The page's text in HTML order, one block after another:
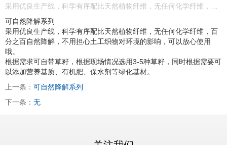
可自然降解系列
采用优良生产线，科学有序配比天然植物纤维，无任何化学纤维，百
分之百自然降解，不用担心土工织物对环境的影响，可以放心使用
哦。
根据需求可自带草籽，根据现场情况选用3-5种草籽，同时根据需要可
以添加营养基质、有机肥、保水剂等绿化基材。
上一条： 可自然降解系列
下一条： 无